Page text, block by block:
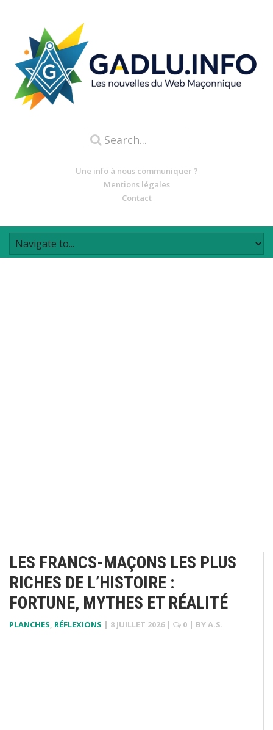
Une info à nous communiquer ?
Mentions légales
Contact
LES FRANCS-MAÇONS LES PLUS
RICHES DE L’HISTOIRE :
FORTUNE, MYTHES ET RÉALITÉ
PLANCHES, RÉFLEXIONS | 8 JUILLET 2026 | 0 | BYA.S.